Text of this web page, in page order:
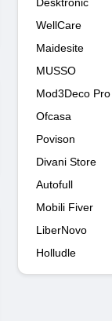
WellCare
Maidesite
MUSSO
Mod3Deco Pro
Ofcasa
Povison
Divani Store
Autofull
Mobili Fiver
LiberNovo
Holludle